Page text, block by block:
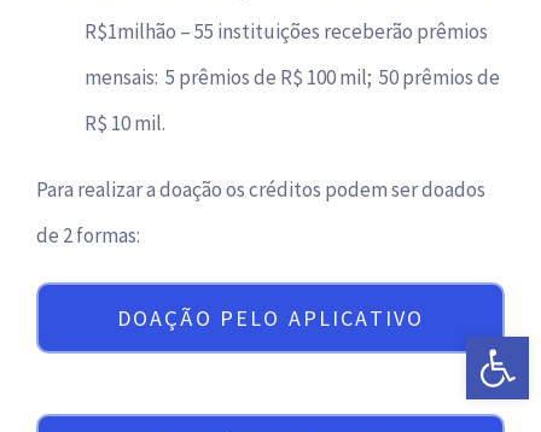
Abrir a
R$1milhão – 55 instituições receberão prêmios
mensais: 5 prêmios de R$ 100 mil; 50 prêmios de
R$ 10 mil.
Para realizar a doação os créditos podem ser doados
de 2 formas:
DOAÇÃO PELO APLICATIVO